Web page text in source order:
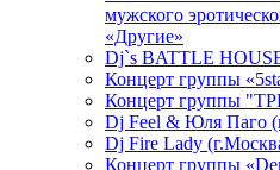
мужского
«Другие»
Dj`s BATTLE
Концерт группы
Концерт группы
Dj Feel & Юля Паго
Dj Fire Lady
Концерт группы